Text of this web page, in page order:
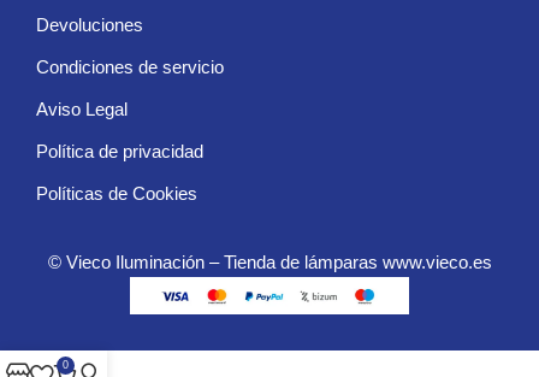
Devoluciones
Condiciones de servicio
Aviso Legal
Política de privacidad
Políticas de Cookies
© Vieco Iluminación – Tienda de lámparas www.vieco.es
0